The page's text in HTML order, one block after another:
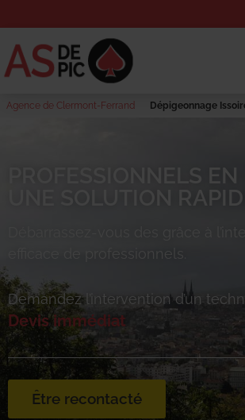
Agence de Clermont-Ferrand Dépigeonnage
PROFESSIONNELS
UNE SOLUTION
grâce à
efficace de professionnels.
Demandez l’intervention d’un
Devis immédiat
Être recontacté